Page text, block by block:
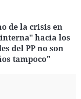
de la crisis en
hacia los
del PP no son
tampoco"